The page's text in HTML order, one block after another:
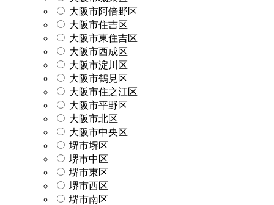
大阪市阿倍野区
大阪市住吉区
大阪市東住吉区
大阪市西成区
大阪市淀川区
大阪市鶴見区
大阪市住之江区
大阪市平野区
大阪市北区
大阪市中央区
堺市堺区
堺市中区
堺市東区
堺市西区
堺市南区